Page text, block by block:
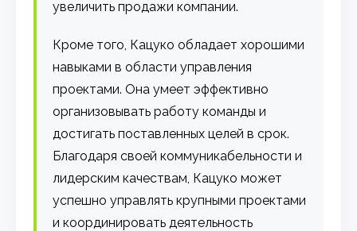
увеличить продажи компании.
Кроме того, Кацуко обладает хорошими
навыками в области управления
проектами. Она умеет эффективно
организовывать работу команды и
достигать поставленных целей в срок.
Благодаря своей коммуникабельности и
лидерским качествам, Кацуко может
успешно управлять крупными проектами
и координировать деятельность